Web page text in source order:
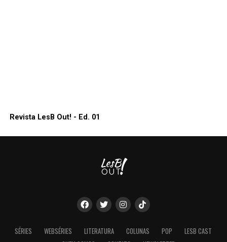
Revista LesB Out! - Ed. 01
SÉRIES WEBSÉRIES LITERATURA COLUNAS POP
LESB CAST